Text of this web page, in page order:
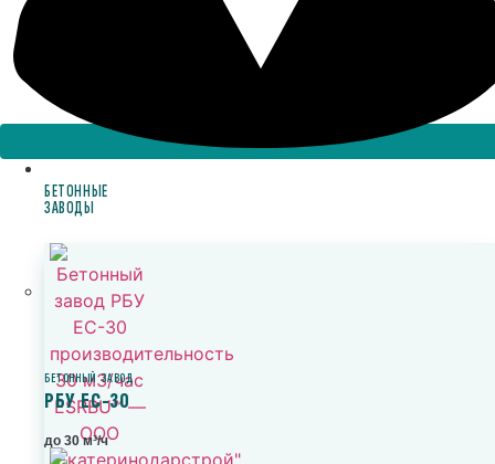
БЕТОННЫЕ
ЗАВОДЫ
БЕТОННЫЙ ЗАВОД
РБУ ЕС-30
до 30 м³/ч